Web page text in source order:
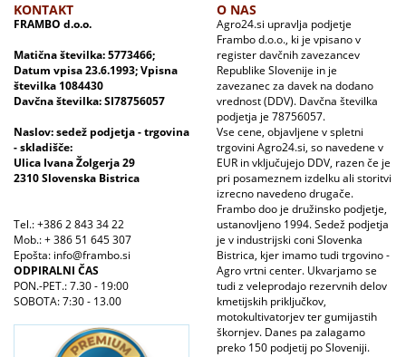
KONTAKT
FRAMBO d.o.o.
Matična številka: 5773466;
Datum vpisa 23.6.1993; Vpisna
številka 1084430
Davčna številka: SI78756057
Naslov: sedež podjetja - trgovina
- skladišče:
Ulica Ivana Žolgerja 29
2310 Slovenska Bistrica
Tel.: +386 2 843 34 22
Mob.: + 386 51 645 307
Epošta: info@frambo.si
ODPIRALNI ČAS
PON.-PET.: 7.30 - 19:00
SOBOTA: 7:30 - 13.00
O NAS
Agro24.si upravlja podjetje
Frambo d.o.o., ki je vpisano v
register davčnih zavezancev
Republike Slovenije in je
zavezanec za davek na dodano
vrednost (DDV). Davčna številka
podjetja je 78756057.
Vse cene, objavljene v spletni
trgovini Agro24.si, so navedene v
EUR in vključujejo DDV, razen če je
pri posameznem izdelku ali storitvi
izrecno navedeno drugače.
Frambo doo je družinsko podjetje,
ustanovljeno 1994. Sedež podjetja
je v industrijski coni Slovenka
Bistrica, kjer imamo tudi trgovino -
Agro vrtni center. Ukvarjamo se
tudi z veleprodajo rezervnih delov
kmetijskih priključkov,
motokultivatorjev ter gumijastih
škornjev. Danes pa zalagamo
preko 150 podjetij po Sloveniji.